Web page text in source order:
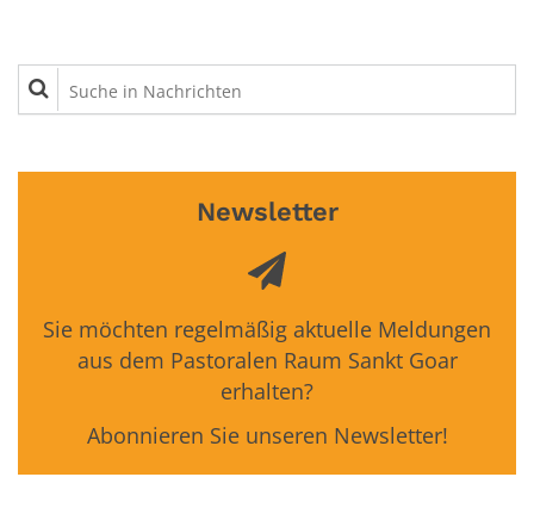
Suche in Nachrichten
Newsletter
Sie möchten regelmäßig aktuelle Meldungen
aus dem Pastoralen Raum Sankt Goar
erhalten?
Abonnieren Sie unseren Newsletter!